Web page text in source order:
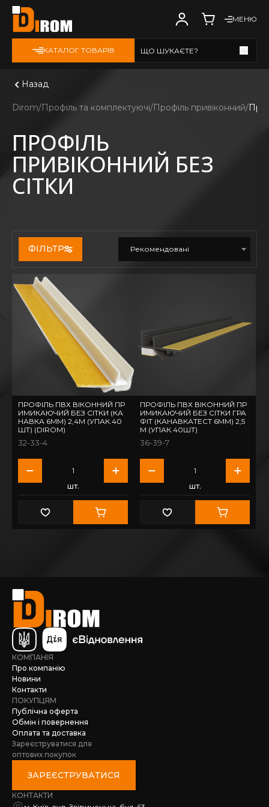
МЕНЮ
КАТАЛОГ ТОВАРІВ ЩО ШУКАЄТЕ?
Назад
Dirom Профіль та комплектуючі Профіль привіконний
ПРОФІЛЬ
ПРИВІКОННИЙ БЕЗ
СІТКИ
ФІЛЬТР Рекомендовані
ПРОФІЛЬ ПВХ ВІКОННИЙ ПР
ИМИКАЮЧИЙ БЕЗ СІТКИ (КА
НАВКА 6ММ) 2,4М (УПАК.40
ШТ) (DIROM)
32-33-4
шт.
ПРОФІЛЬ ПВХ ВІКОННИЙ ПР
ИМИКАЮЧИЙ БЕЗ СІТКИ ГРА
ФІТ (КАНАВКАТЕСТ 6ММ) 2,5
М (УПАК.40ШТ)
36-39-7
шт.
КОМПАНІЯ
Про компанію
Новини
Контакти
ПОКУПЦЯМ
Публічна оферта
Обмін і повернення
Оплата та доставка
Зареєструватися для
оптових покупок
ЗАРЕЄСТРУВАТИСЯ
КОНТАКТИ